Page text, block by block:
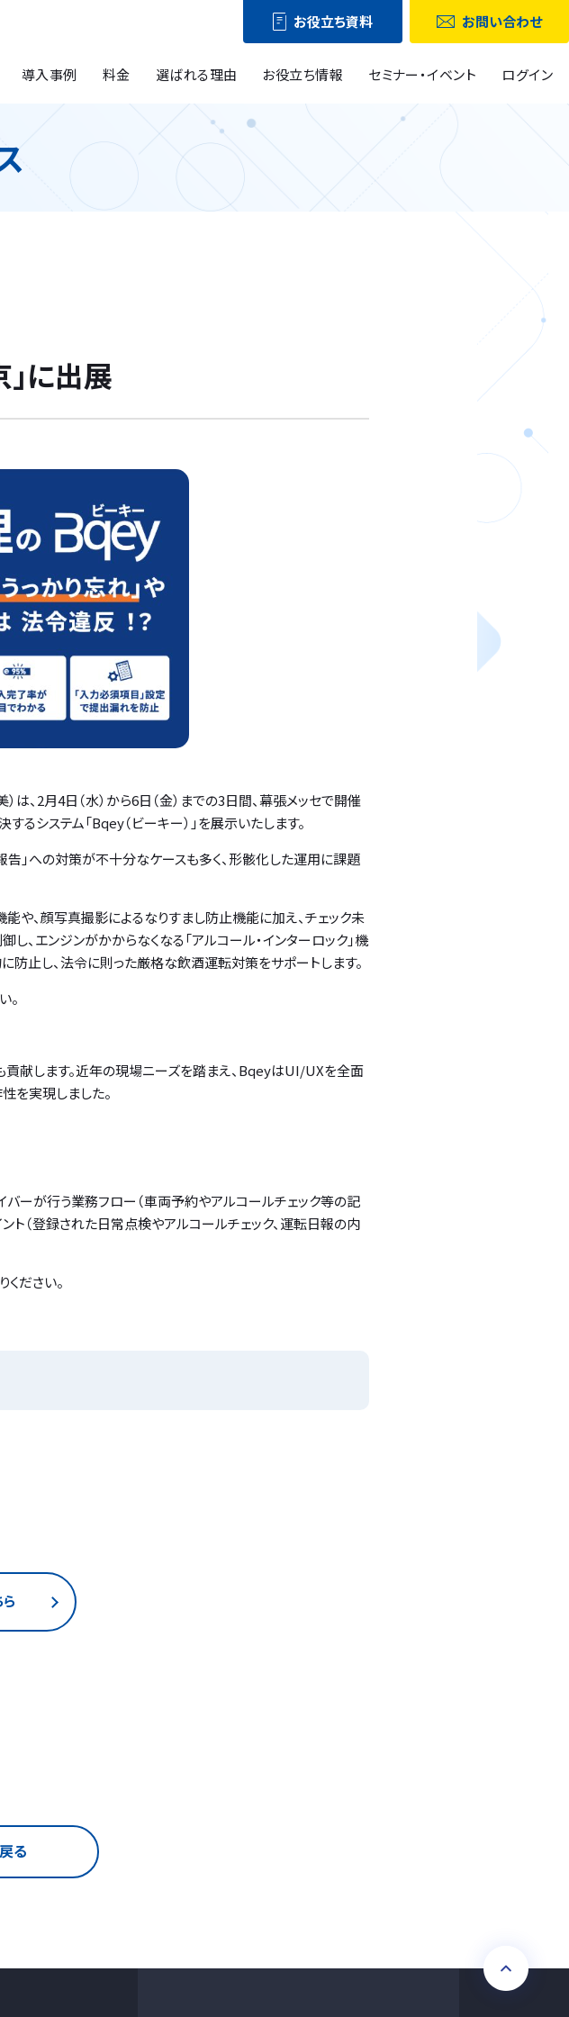
お役立ち資料 お問い合わせ
導入事例 料金 選ばれる理由 お役立ち情報 セミナー・イベント ログイン
に出展
、2月4日（水）から6日（金）までの3日間、幕張メッセで開催
るシステム「Bqey（ビーキー）」を展示いたします。
告」への対策が不十分なケースも多く、形骸化した運用に課題
や、顔写真撮影によるなりすまし防止機能に加え、チェック未
エンジンがかからなくなる「アルコール・インターロック」機
防止し、法令に則った厳格な飲酒運転対策をサポートします。
。
献します。近年の現場ニーズを踏まえ、BqeyはUI/UXを全面
を実現しました。
ーが行う業務フロー（車両予約やアルコールチェック等の記
ト（登録された日常点検やアルコールチェック、運転日報の内
ださい。
る